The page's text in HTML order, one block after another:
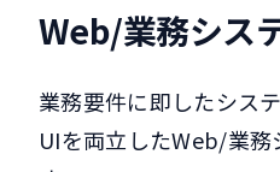
Web/業務シス
業務要件に即したシス
UIを両立したWeb/業務